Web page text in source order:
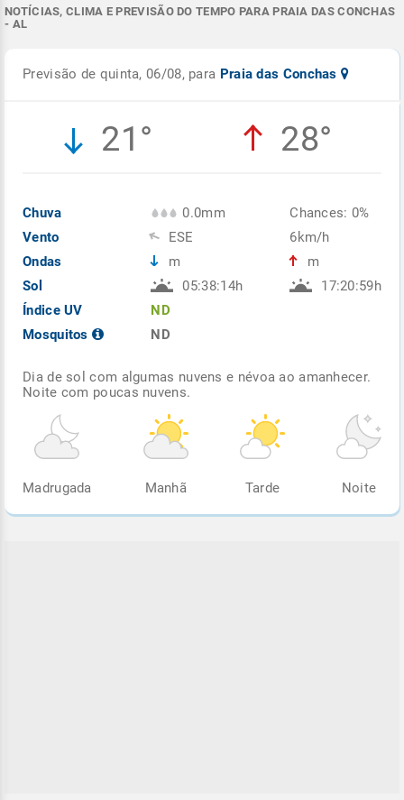
NOTÍCIAS, CLIMA E PREVISÃO DO TEMPO PARA PRAIA DAS CONCHAS
- AL
Previsão de quinta, 06/08, para Praia das Conchas
21° 28°
Chuva
Vento
Ondas
Sol
Índice UV
Mosquitos
0.0mm
ESE
m
05:38:14h
ND
ND
Chances: 0%
6km/h
m
17:20:59h
Dia de sol com algumas nuvens e névoa ao amanhecer.
Noite com poucas nuvens.
Madrugada Manhã Tarde Noite